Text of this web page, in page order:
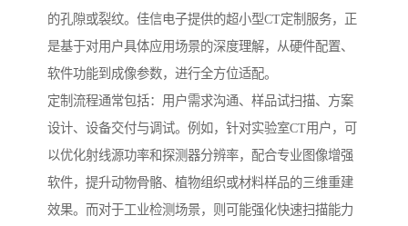
的孔隙或裂纹。佳信电子提供的超小型CT定制服务，正
是基于对用户具体应用场景的深度理解，从硬件配置、
软件功能到成像参数，进行全方位适配。
定制流程通常包括：用户需求沟通、样品试扫描、方案
设计、设备交付与调试。例如，针对实验室CT用户，可
以优化射线源功率和探测器分辨率，配合专业图像增强
软件，提升动物骨骼、植物组织或材料样品的三维重建
效果。而对于工业检测场景，则可能强化快速扫描能力